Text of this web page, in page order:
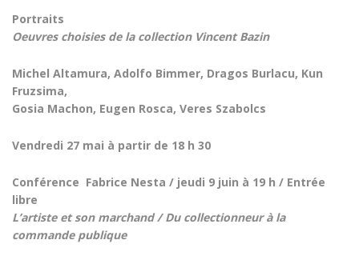
Portraits
Oeuvres choisies de la collection Vincent Bazin
Michel Altamura, Adolfo Bimmer, Dragos Burlacu, Kun
Fruzsima,
Gosia Machon, Eugen Rosca, Veres Szabolcs
Vendredi 27 mai à partir de 18 h 30
Conférence Fabrice Nesta / jeudi 9 juin à 19 h / Entrée
libre
L’artiste et son marchand / Du collectionneur à la
commande publique